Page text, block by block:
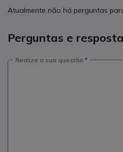
Atualmente não há perguntas
Perguntas e
Realize a sua questão